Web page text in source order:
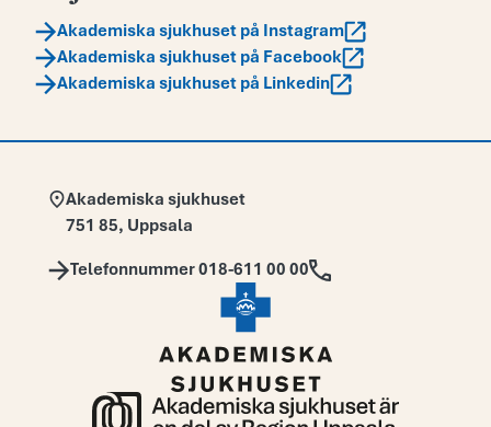
Akademiska sjukhuset på Instagram
Akademiska sjukhuset på Facebook
Akademiska sjukhuset på Linkedin
Adress:
Akademiska sjukhuset
751 85, Uppsala
Telefon:
Telefonnummer 018-611 00 00